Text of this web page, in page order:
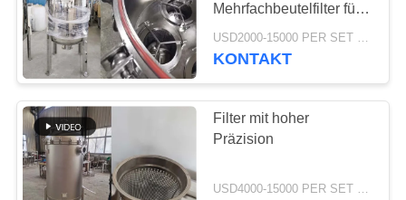
Industrielles Filz-
Gewebe
141
Mehrfachbeutelfilter für
die Wasseraufbereitung
USD2000-15000 PER SET MOQ:1 Satz
KONTAKT
Filter mit hoher
Präzision
USD4000-15000 PER SET MOQ:1 Satz